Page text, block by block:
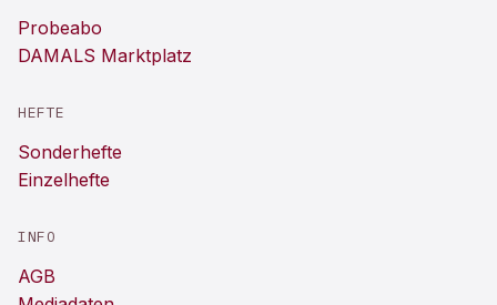
Probeabo
DAMALS Marktplatz
HEFTE
Sonderhefte
Einzelhefte
INFO
AGB